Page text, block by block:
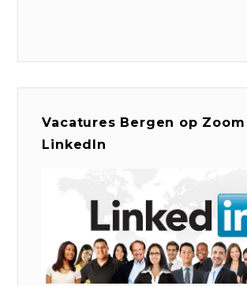
Vacatures Bergen op
LinkedIn